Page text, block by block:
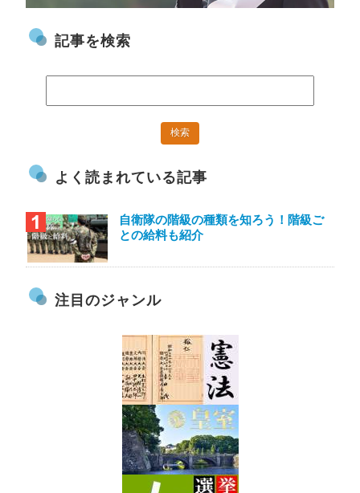
記事を検索
よく読まれている記事
自衛隊の階級の種類を知ろう！階級ご
との給料も紹介
注目のジャンル